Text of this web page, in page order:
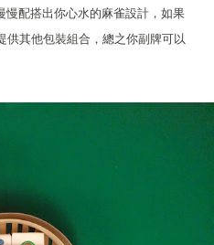
配搭出你心水的麻雀設計，如果
其他包裝組合，總之你副牌可以